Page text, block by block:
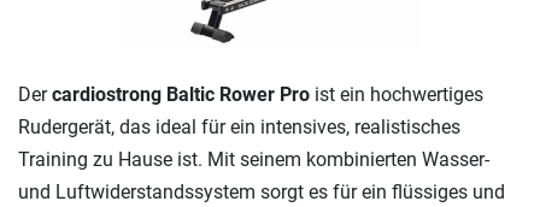
Dercardiostrong Baltic Rower Pro ist ein hochwertiges
Rudergerät, das ideal für ein intensives, realistisches
Training zu Hause ist. Mit seinem kombinierten Wasser-
und Luftwiderstandssystem sorgt es für ein flüssiges und